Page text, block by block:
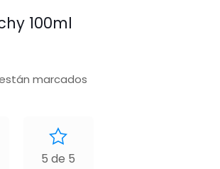
100ml
marcados
5 de 5